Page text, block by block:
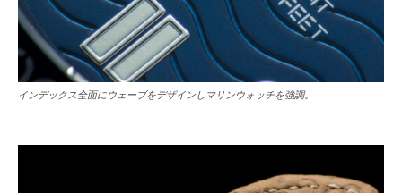
インデックス全面にウェーブをデザインしマリンウォッチを強調。